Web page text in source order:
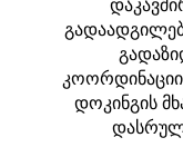
დოკინგის